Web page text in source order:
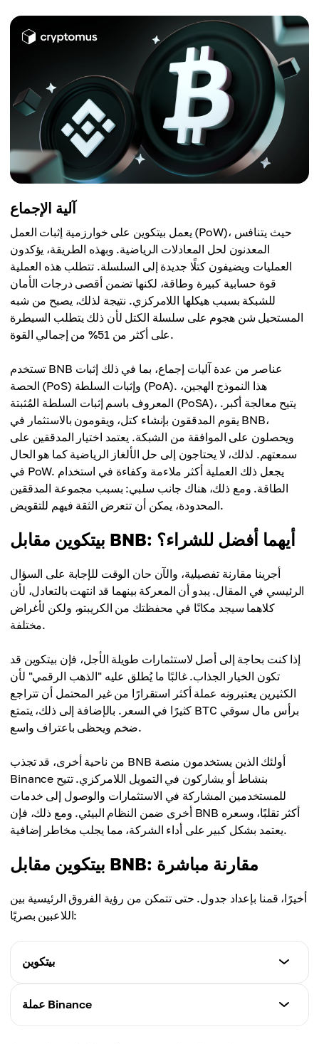
آلية الإجماع
يعمل بيتكوين على خوارزمية إثبات العمل (PoW)، حيث يتنافس
المعدنون لحل المعادلات الرياضية. وبهذه الطريقة، يؤكدون
العمليات ويضيفون كتلًا جديدة إلى السلسلة. تتطلب هذه العملية
قوة حسابية كبيرة وطاقة، لكنها تضمن أقصى درجات الأمان
للشبكة بسبب هيكلها اللامركزي. نتيجة لذلك، يصبح من شبه
المستحيل شن هجوم على سلسلة الكتل لأن ذلك يتطلب السيطرة
على أكثر من 51% من إجمالي القوة.
تستخدم BNB عناصر من عدة آليات إجماع، بما في ذلك إثبات
الحصة (PoS) وإثبات السلطة (PoA). هذا النموذج الهجين،
المعروف باسم إثبات السلطة المُثبتة (PoSA)، يتيح معالجة أكبر.
يقوم المدققون بإنشاء كتل، ويقومون بالاستثمار في BNB،
ويحصلون على الموافقة من الشبكة. يعتمد اختيار المدققين على
سمعتهم. لذلك، لا يحتاجون إلى حل الألغاز الرياضية كما هو الحال
في PoW. يجعل ذلك العملية أكثر ملاءمة وكفاءة في استخدام
الطاقة. ومع ذلك، هناك جانب سلبي: بسبب مجموعة المدققين
المحدودة، يمكن أن تتعرض الثقة فيهم للتقويض.
بيتكوين مقابل BNB: أيهما أفضل للشراء؟
أجرينا مقارنة تفصيلية، والآن حان الوقت للإجابة على السؤال
الرئيسي في المقال. يبدو أن المعركة بينهما قد انتهت بالتعادل، لأن
كلاهما سيجد مكانًا في محفظتك من الكريبتو، ولكن لأغراض
مختلفة.
إذا كنت بحاجة إلى أصل لاستثمارات طويلة الأجل، فإن بيتكوين قد
تكون الخيار الجذاب. غالبًا ما يُطلق عليه "الذهب الرقمي" لأن
الكثيرين يعتبرونه عملة أكثر استقرارًا من غير المحتمل أن تتراجع
كثيرًا في السعر. بالإضافة إلى ذلك، يتمتع BTC برأس مال سوقي
ضخم ويحظى باعتراف واسع.
من ناحية أخرى، قد تجذب BNB أولئك الذين يستخدمون منصة
Binance بنشاط أو يشاركون في التمويل اللامركزي. تتيح
للمستخدمين المشاركة في الاستثمارات والوصول إلى خدمات
أخرى ضمن النظام البيئي. ومع ذلك، فإن BNB أكثر تقلبًا، وسعره
يعتمد بشكل كبير على أداء الشركة، مما يجلب مخاطر إضافية.
بيتكوين مقابل BNB: مقارنة مباشرة
أخيرًا، قمنا بإعداد جدول. حتى تتمكن من رؤية الفروق الرئيسية بين
اللاعبين بصريًا:
بيتكوين
تاريخ الإطلاقعملة Binance